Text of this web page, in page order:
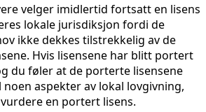
velger imidlertid fortsatt en lisens
lokale jurisdiksjon fordi de
ikke dekkes tilstrekkelig av de
Hvis lisensene har blitt portert
du føler at de porterte lisensene
aspekter av lokal lovgivning,
en portert lisens.